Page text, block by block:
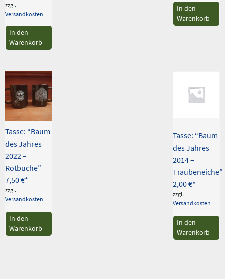
zzgl.
Versandkosten
In den
Warenkorb
In den
Warenkorb
Tasse: “Baum
des Jahres
2022 –
Rotbuche”
7,50€
zzgl.
Versandkosten
In den
Warenkorb
Tasse: “Baum
des Jahres
2014 –
Traubeneiche”
2,00€
zzgl.
Versandkosten
In den
Warenkorb